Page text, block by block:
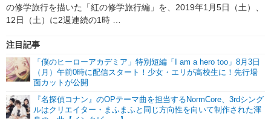
の修学旅行を描いた「紅の修学旅行編」を、2019年1月5日（土）、
12日（土）に2週連続の1時 …
注目記事
「僕のヒーローアカデミア」特別短編「I am a hero too」8月3日
（月）午前0時に配信スタート！少女・エリが高校生に！先行場
面カットが公開
『名探偵コナン』のOPテーマ曲を担当するNormCore、3rdシング
ルはクリエイター・まふまふと同じ方向性を向いて制作された渾